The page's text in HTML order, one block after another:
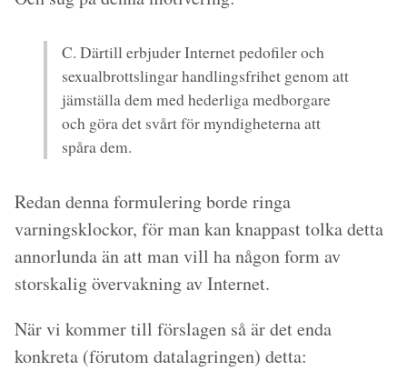
C. Därtill erbjuder Internet pedofiler och
sexualbrottslingar handlingsfrihet genom att
jämställa dem med hederliga medborgare
och göra det svårt för myndigheterna att
spåra dem.
Redan denna formulering borde ringa
varningsklockor, för man kan knappast tolka detta
annorlunda än att man vill ha någon form av
storskalig övervakning av Internet.
När vi kommer till förslagen så är det enda
konkreta (förutom datalagringen) detta: